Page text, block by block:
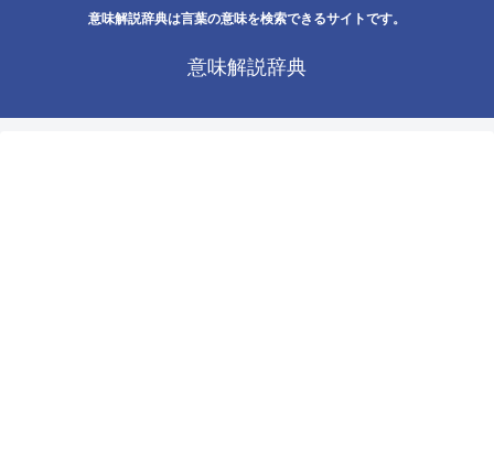
意味解説辞典は言葉の意味を検索できるサイトです。
意味解説辞典